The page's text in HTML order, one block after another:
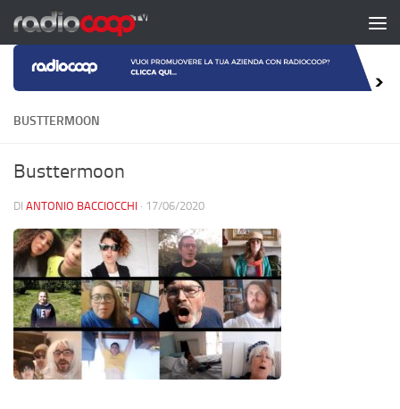
Salta al contenuto
BUSTTERMOON
Busttermoon
DI ANTONIO BACCIOCCHI · 17/06/2020